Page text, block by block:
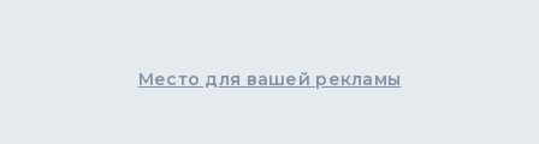
Место для вашей рекламы